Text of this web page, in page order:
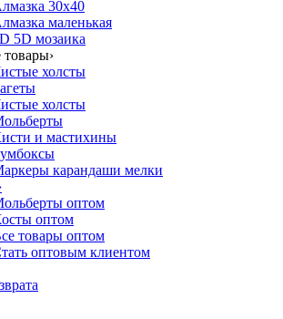
30х40
маленькая
5D мозаика
товары›
холсты
холсты
и мастихины
карандаши мелки
оптом
оптом
товары оптом
оптовым клиентом